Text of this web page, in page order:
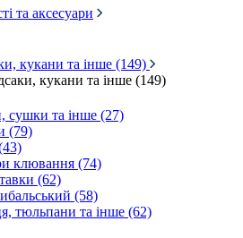
та аксесуари
кукани та інше (149)
кукани та інше (149)
сушки та інше (27)
(79)
клювання (74)
(62)
(58)
тюльпани та інше (62)